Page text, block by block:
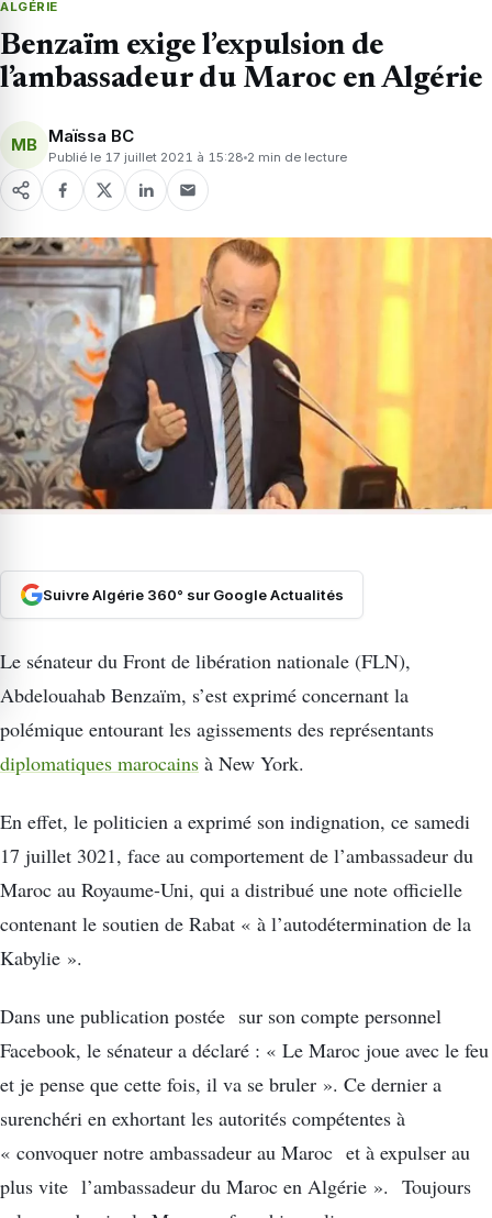
ALGÉRIE
Benzaïm exige l’expulsion de
l’ambassadeur du Maroc en Algérie
MB Maïssa BC
Publié le 17 juillet 2021 à 15:28 2 min de lecture
Suivre Algérie 360° sur Google Actualités
Le sénateur du Front de libération nationale (FLN),
Abdelouahab Benzaïm, s’est exprimé concernant la
polémique entourant les agissements des représentants
diplomatiques marocains à New York.
En effet, le politicien a exprimé son indignation, ce samedi
17 juillet 3021, face au comportement de l’ambassadeur du
Maroc au Royaume-Uni, qui a distribué une note officielle
contenant le soutien de Rabat « à l’autodétermination de la
Kabylie ».
Dans une publication postée sur son compte personnel
Facebook, le sénateur a déclaré : « Le Maroc joue avec le feu
et je pense que cette fois, il va se bruler ». Ce dernier a
surenchéri en exhortant les autorités compétentes à
« convoquer notre ambassadeur au Maroc et à expulser au
plus vite l’ambassadeur du Maroc en Algérie ». Toujours